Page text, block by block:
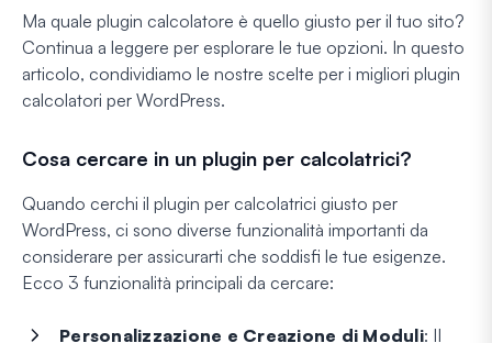
Ma quale plugin calcolatore è quello giusto per il tuo sito?
Continua a leggere per esplorare le tue opzioni. In questo
articolo, condividiamo le nostre scelte per i migliori plugin
calcolatori per WordPress.
Cosa cercare in un plugin per calcolatrici?
Quando cerchi il plugin per calcolatrici giusto per
WordPress, ci sono diverse funzionalità importanti da
considerare per assicurarti che soddisfi le tue esigenze.
Ecco 3 funzionalità principali da cercare:
Personalizzazione e Creazione di Moduli: Il